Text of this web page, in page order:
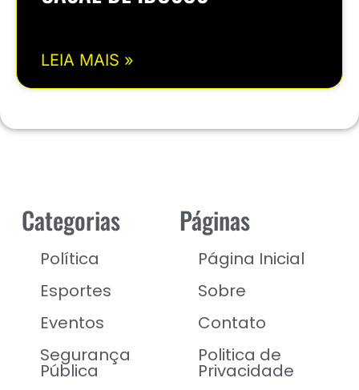
LEIA MAIS »
Categorias
Política
Esportes
Eventos
Segurança
Pública
Páginas
Página Inicial
Sobre
Contato
Politica de
Privacidade